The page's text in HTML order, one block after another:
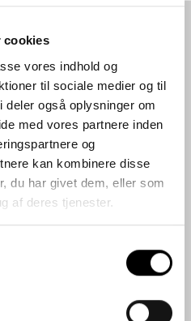
cookies
vores indhold og
til sociale medier og til
også oplysninger om
med vores partnere inden
og
kan kombinere disse
du har givet dem, eller som
af deres tjenester.
eller